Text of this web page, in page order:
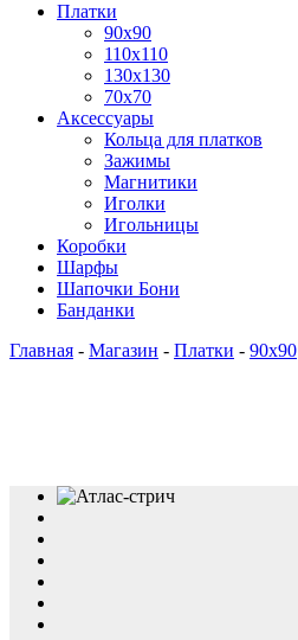
Платки
90x90
110x110
130x130
70х70
Аксессуары
Кольца для платков
Зажимы
Магнитики
Иголки
Игольницы
Коробки
Шарфы
Шапочки Бони
Банданки
Главная - Магазин - Платки - 90x90